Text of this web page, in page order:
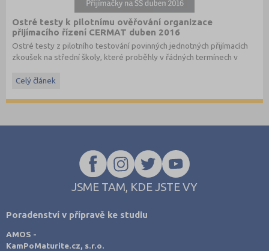
Ostré testy k pilotnímu ověřování organizace
přijímacího řízení CERMAT duben 2016
Ostré testy z pilotního testování povinných jednotných přijímacích
zkoušek na střední školy, které proběhly v řádných termínech v
Stáhněte si ostré i ilustrační testy
Celý článek
JSME TAM, KDE JSTE VY
Poradenství v přípravě ke studiu
AMOS -
KamPoMaturite.cz, s.r.o.